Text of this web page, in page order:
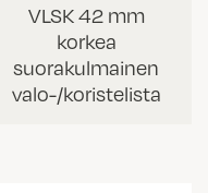
VLSK 42 mm
korkea
suorakulmainen
valo-/koristelista